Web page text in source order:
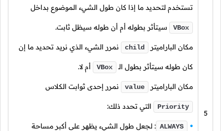
5
تستخدم لتحديد ما إذا كان طول الشيء الموضوع بداخل
VBox سيتأثر بطوله أم أن طوله سيظل ثابت.
مكان الباراميتر child نمرر الشيء الذي نريد تحديد ما إن
كان طوله سيتأثر بطول الـ VBox أم لا.
مكان الباراميتر value نمرر إحدى ثوابت الكلاس
Priority التي تحدد ذلك:
ALWAYS : لجعل طول الشيء يظهر على أكبر مساحة